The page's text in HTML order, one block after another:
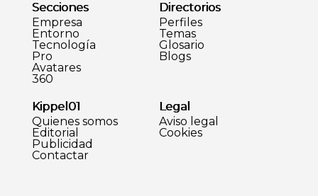
Secciones
Empresa
Entorno
Tecnología
Pro
Avatares
360
Directorios
Perfiles
Temas
Glosario
Blogs
Kippel01
Quienes somos
Editorial
Publicidad
Contactar
Legal
Aviso legal
Cookies